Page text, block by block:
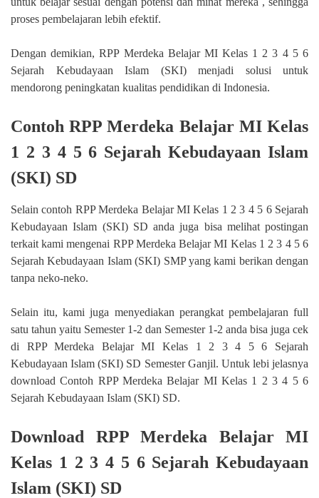
proses pembelajaran lebih efektif.
Dengan demikian, RPP Merdeka Belajar MI Kelas 1 2 3 4 5 6
Sejarah Kebudayaan Islam (SKI) menjadi solusi untuk
mendorong peningkatan kualitas pendidikan di Indonesia.
Contoh RPP Merdeka Belajar MI Kelas
1 2 3 4 5 6 Sejarah Kebudayaan Islam
(SKI) SD
Selain contoh RPP Merdeka Belajar MI Kelas 1 2 3 4 5 6 Sejarah
Kebudayaan Islam (SKI) SD anda juga bisa melihat postingan
terkait kami mengenai RPP Merdeka Belajar MI Kelas 1 2 3 4 5 6
Sejarah Kebudayaan Islam (SKI) SMP yang kami berikan dengan
tanpa neko-neko.
Selain itu, kami juga menyediakan perangkat pembelajaran full
satu tahun yaitu Semester 1-2 dan Semester 1-2 anda bisa juga cek
di RPP Merdeka Belajar MI Kelas 1 2 3 4 5 6 Sejarah
Kebudayaan Islam (SKI) SD Semester Ganjil. Untuk lebi jelasnya
download Contoh RPP Merdeka Belajar MI Kelas 1 2 3 4 5 6
Sejarah Kebudayaan Islam (SKI) SD.
Download RPP Merdeka Belajar MI
Kelas 1 2 3 4 5 6 Sejarah Kebudayaan
Islam (SKI) SD